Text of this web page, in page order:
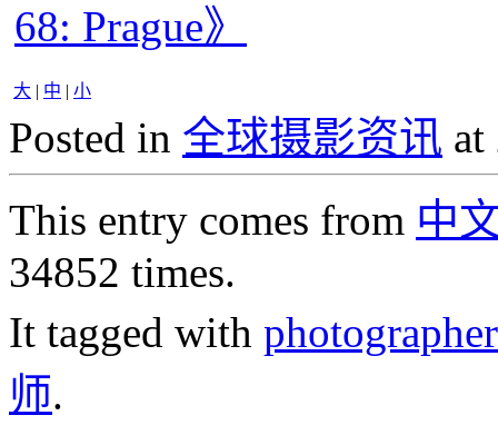
68: Prague》
大 | 中 | 小
Posted in 全球摄影资讯 at
This entry comes from 中
34852 times.
It tagged with photographer
师.